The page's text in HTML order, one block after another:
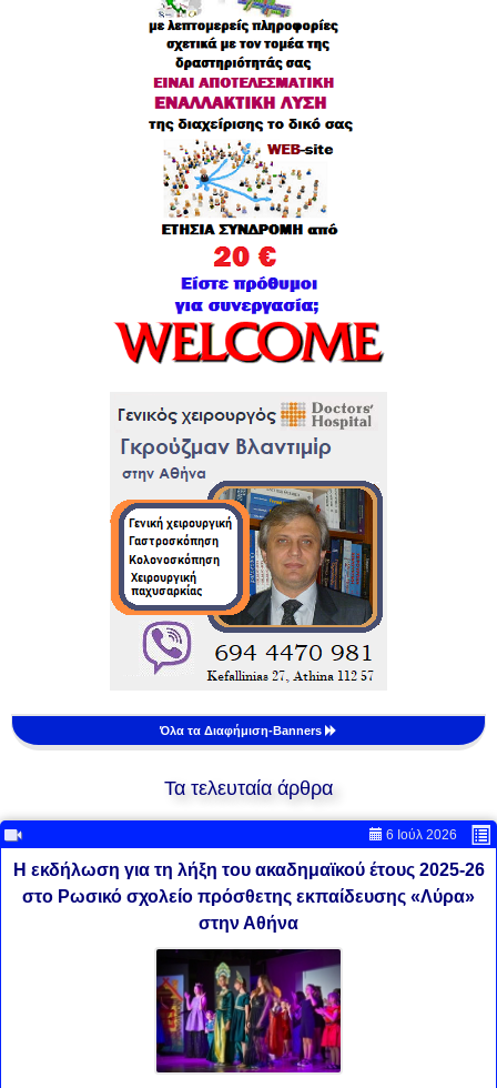
Όλα τα Διαφήμιση-Banners
Τα τελευταία άρθρα
6 Ιούλ 2026
Η εκδήλωση για τη λήξη του ακαδημαϊκού έτους 2025-26
στο Ρωσικό σχολείο πρόσθετης εκπαίδευσης «Λύρα»
στην Αθήνα